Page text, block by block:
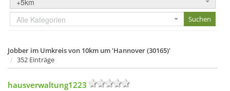
+5km
Alle Kategorien
Jobber im Umkreis von 10km um 'Hannover (30165)'
352 Einträge
hausverwaltung1223